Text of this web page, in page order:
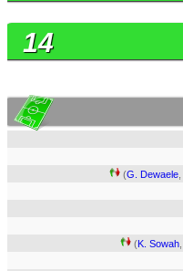
14
(G. Dewaele
(K. Sowah